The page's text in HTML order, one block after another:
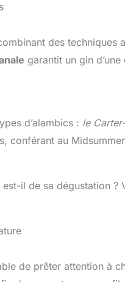
des techniques
garantit un gin
d’alambics : le
conférant au
il de sa dégustation ?
de prêter attention à